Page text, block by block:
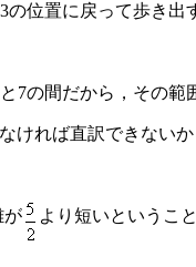
位置に戻って歩き出
7の間だから，その範
ければ直訳できないか
が より短いというこ